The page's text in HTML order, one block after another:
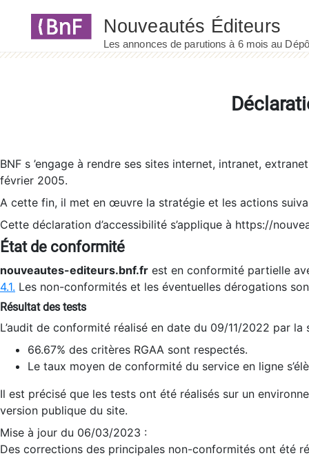
BNF s ’engage à rendre ses sites internet, intranet,
février 2005.
A cette fin, il met en œuvre la stratégie et les actions
Cette déclaration d’accessibilité s’applique à https://
État de conformité
nouveautes-editeurs.bnf.fr est en conformité partielle
4.1. Les non-conformités et les éventuelles dérogations
Résultat des tests
L’audit de conformité réalisé en date du 09/11/2022 par
66.67% des critères RGAA sont respectés.
Le taux moyen de conformité du service en ligne
Il est précisé que les tests ont été réalisés sur un
version publique du site.
Mise à jour du 06/03/2023 :
Des corrections des principales non-conformités ont été